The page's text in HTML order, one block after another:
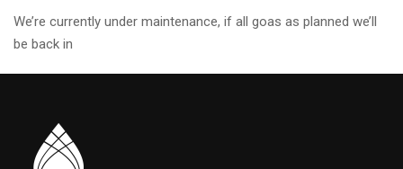
We’re currently under maintenance, if all goas as planned we’ll
be back in